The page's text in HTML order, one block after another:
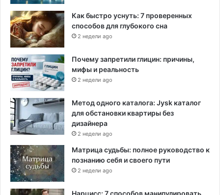
Как быстро уснуть: 7 проверенных
способов для глубокого сна
2 недели ago
Почему запретили глицин: причины,
мифы и реальность
2 недели ago
Метод одного каталога: Jysk каталог
для обстановки квартиры без
дизайнера
2 недели ago
Матрица судьбы: полное руководство к
познанию себя и своего пути
2 недели ago
Нарцисс: 7 способов манипулировать